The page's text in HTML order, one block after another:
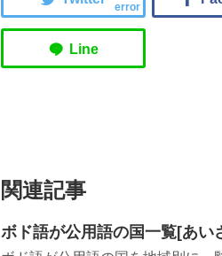
error
関連記事
ボド語が公用語の国一覧[あい